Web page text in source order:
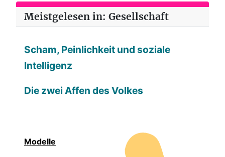
Meistgelesen in: Gesellschaft
Scham, Peinlichkeit und soziale
Intelligenz
Die zwei Affen des Volkes
Modelle